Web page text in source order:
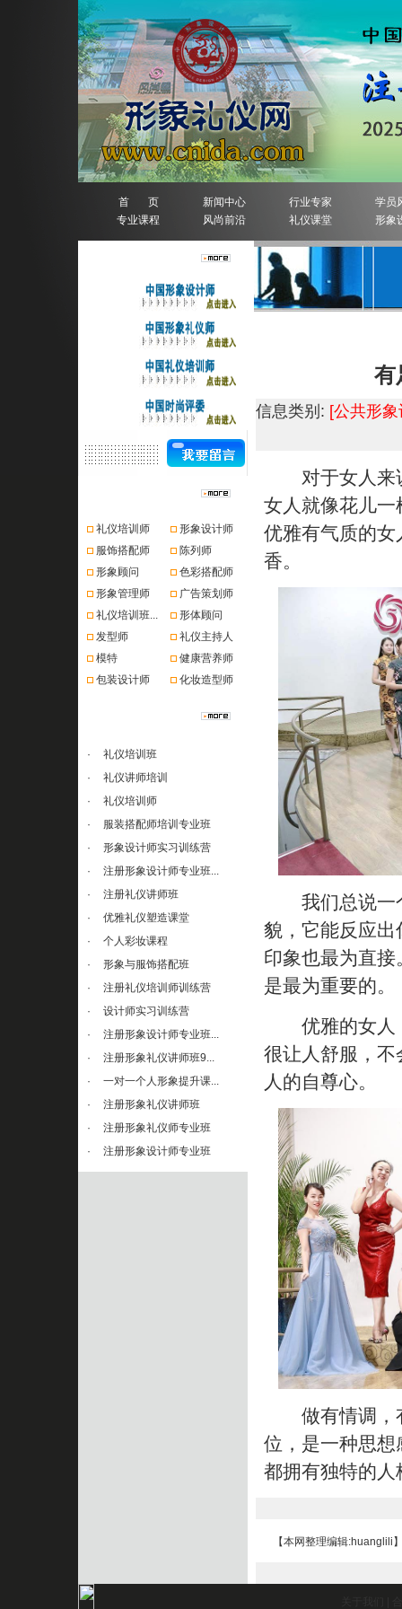
首 页 新闻中心 行业专家
学员
专业课程
风尚前沿 礼仪课堂 形象
礼仪培训师
形象设计师
服饰搭配师
陈列师
形象顾问
色彩搭配师
形象管理师
广告策划师
礼仪培训班...
形体顾问
发型师
礼仪主持人
模特
健康营养师
包装设计师
化妆造型师
·
礼仪培训班
·
礼仪讲师培训
·
礼仪培训师
·
服装搭配师培训专业班
·
形象设计师实习训练营
·
注册形象设计师专业班...
·
注册礼仪讲师班
·
优雅礼仪塑造课堂
·
个人彩妆课程
·
形象与服饰搭配班
·
注册礼仪培训师训练营
·
设计师实习训练营
·
注册形象设计师专业班...
·
注册形象礼仪讲师班9...
·
一对一个人形象提升课...
·
注册形象礼仪讲师班
·
注册形象礼仪师专业班
·
注册形象设计师专业班
有
信息类别: [公共形
对于女人来说
女人就像花儿
优雅有气质的
香。
我们总说一个
貌，它能反应
印象也最为直
是最为重要的。
优雅的女人，
很让人舒服，
人的自尊心。
做有情调，有
位，是一种思
都拥有独特的人
【本网整理编辑:huanglili